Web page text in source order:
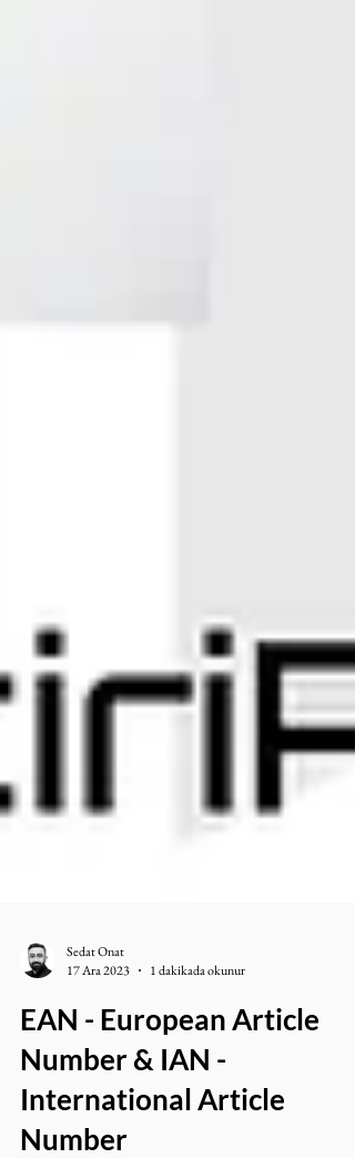
17 Ara 2023
1 dakikada okunur
EAN - European Article
Number & IAN -
International Article